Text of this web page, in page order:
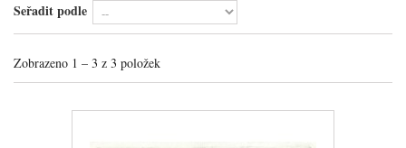
Seřadit podle
Zobrazeno 1 – 3 z 3 položek